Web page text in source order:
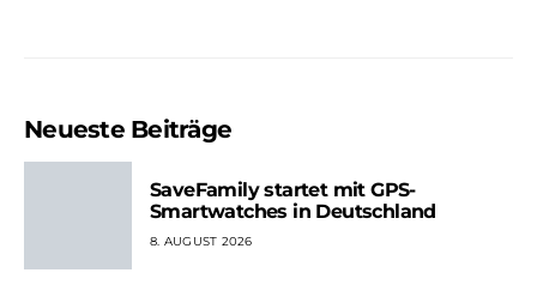
Neueste Beiträge
SaveFamily startet mit GPS-
Smartwatches in Deutschland
8. AUGUST 2026